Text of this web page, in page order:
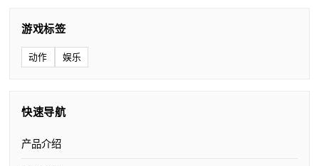
游戏标签
动作 娱乐
快速导航
产品介绍